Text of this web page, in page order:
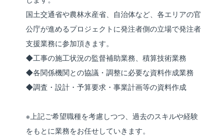
国土交通省や農林水産省、自治体など、各エリアの官
公庁が進めるプロジェクトに発注者側の立場で発注者
支援業務に参加頂きます。
◆工事の施工状況の監督補助業務、積算技術業務
◆各関係機関との協議・調整に必要な資料作成業務
◆調査・設計・予算要求・事業計画等の資料作成
※上記ご希望職種を考慮しつつ、過去のスキルや経験
をもとに業務をお任せしていきます。